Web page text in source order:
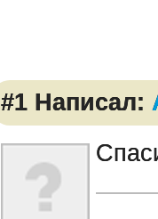
#1 Написал: